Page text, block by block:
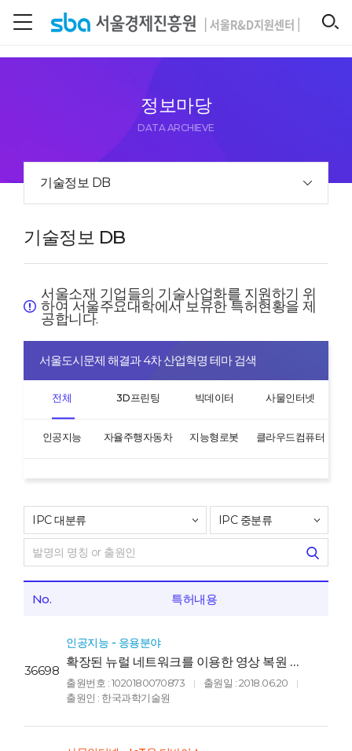
정보마당
DATA ARCHIEVE
기술정보 DB
기술정보 DB
서울소재 기업들의 기술사업화를 지원하기 위
하여 서울주요대학에서 보유한 특허현황을 제
공합니다.
서울도시문제 해결과 4차 산업혁명 테마 검색
전체 3D프린팅 빅데이터 사물인터넷
인공지능 자율주행자동차 지능형로봇 클라우드컴퓨터
No. 특허내용
36698
인공지능 - 응용분야
확장된 뉴럴 네트워크를 이용한 영상 복원 방
법 및 장치(METHOD AND APPARATUS
FOR RECONSTRUCTING IMAGE
BASED ON NEURAL NETWORK)
출원번호 : 1020180070873 | 출원일 : 2018.06.20 |
출원인 : 한국과학기술원